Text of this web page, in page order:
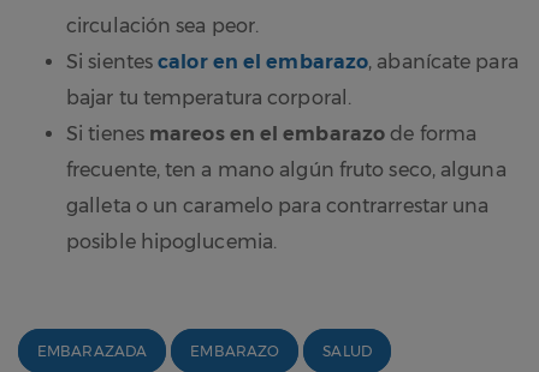
circulación sea peor.
Si sientescalor en el embarazo, abanícate para
bajar tu temperatura corporal.
Si tienes mareos en el embarazode forma
frecuente, ten a mano algún fruto seco, alguna
galleta o un caramelo para contrarrestar una
posible hipoglucemia.
EMBARAZADA EMBARAZO SALUD